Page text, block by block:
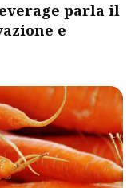
parla il
e